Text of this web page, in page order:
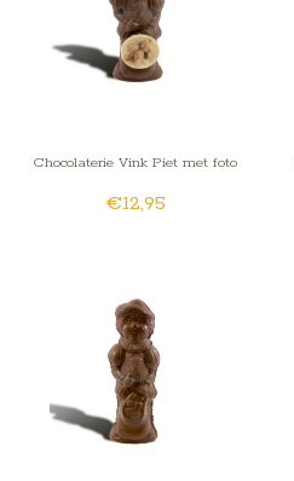
Chocolaterie Vink Piet met foto
€12,95